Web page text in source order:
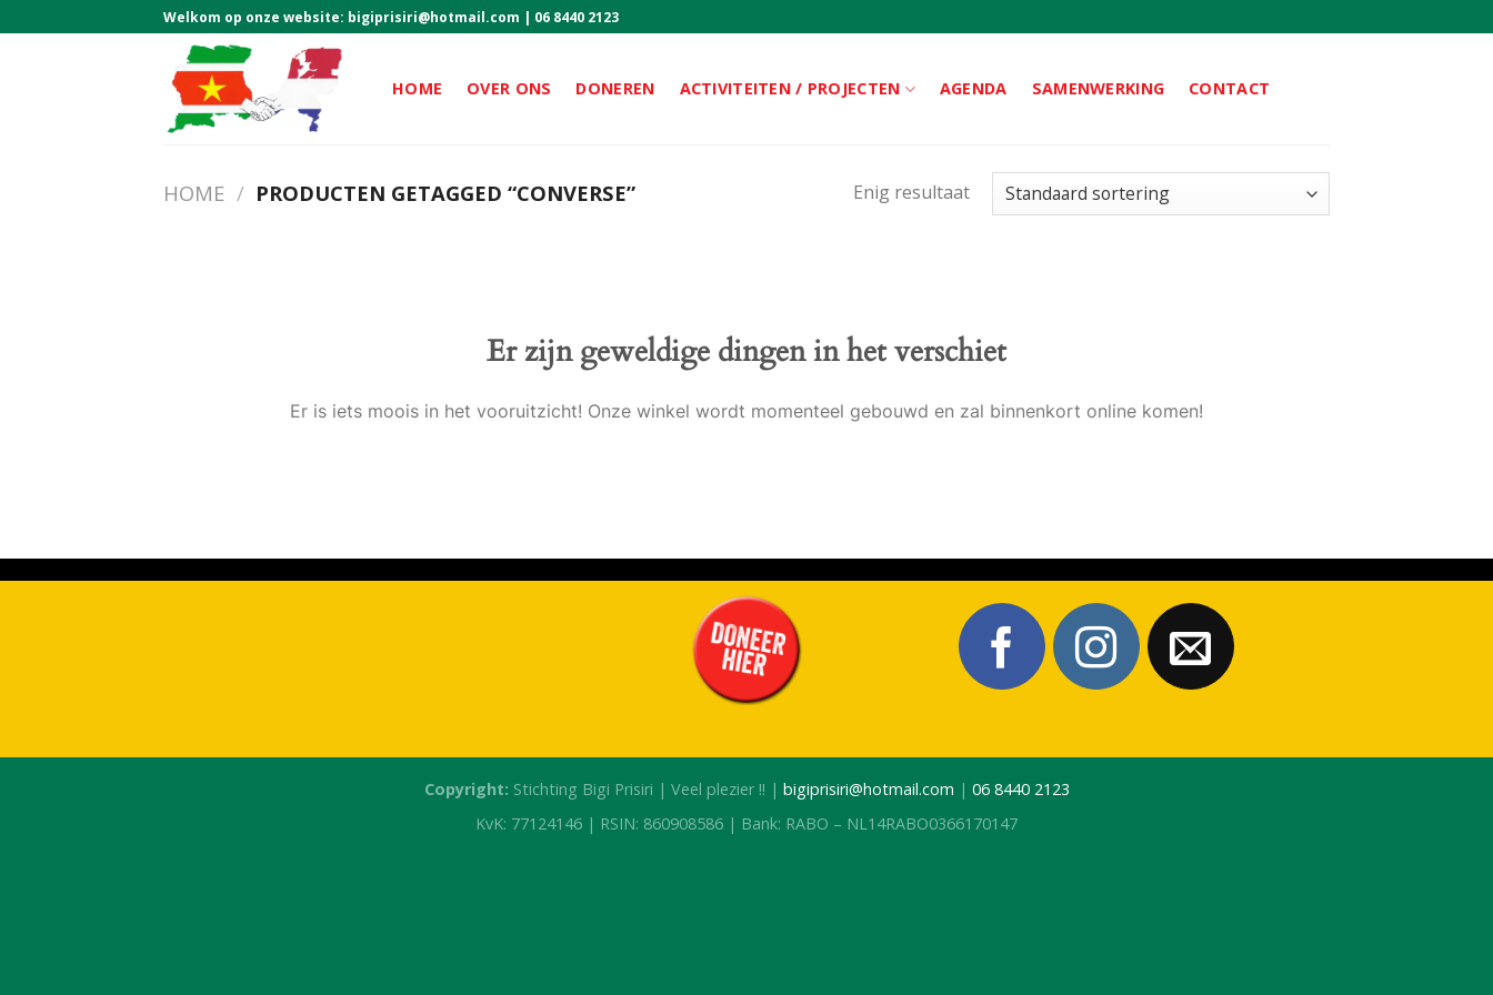
to
Welkom op onze website: bigiprisiri@hotmail.com | 06 8440 2123
HOME OVER ONS DONEREN ACTIVITEITEN / PROJECTEN AGENDA SAMENWERKING CONTACT
HOME / PRODUCTEN GETAGGED “CONVERSE” Enig resultaat
Er zijn geweldige dingen in het verschiet
Er is iets moois in het vooruitzicht! Onze winkel wordt momenteel gebouwd en zal binnenkort online komen!
Copyright: Stichting Bigi Prisiri | Veel plezier !! | bigiprisiri@hotmail.com | 06 8440 2123
KvK: 77124146 | RSIN: 860908586 | Bank: RABO – NL14RABO0366170147